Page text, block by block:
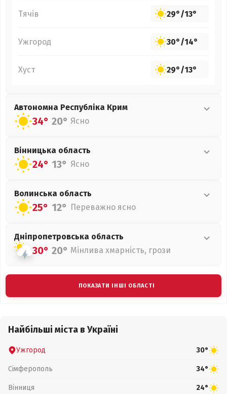
Тячів 29°/13°
Ужгород 30°/14°
Хуст 29°/13°
Автономна Республіка Крим
34° 20° Ясно
Вінницька область
24° 13° Ясно
Волинська область
25° 12° Переважно ясно
Дніпропетровська область
30° 20° Мінлива хмарність, грози
ПОКАЗАТИ ІНШІ ОБЛАСТІ
Найбільші міста в Україні
Ужгород 30°
Сімферополь 34°
Вінниця 24°